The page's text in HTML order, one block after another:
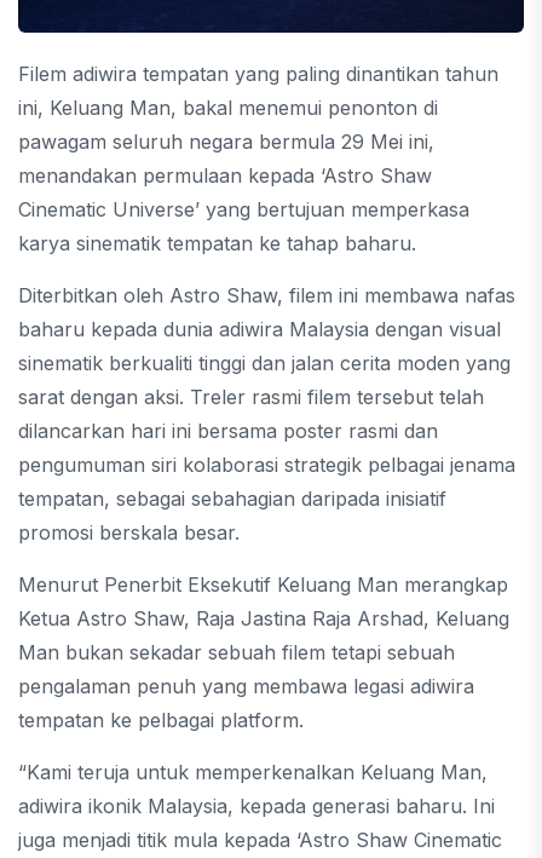
Filem adiwira tempatan yang paling dinantikan tahun
ini, Keluang Man, bakal menemui penonton di
pawagam seluruh negara bermula 29 Mei ini,
menandakan permulaan kepada ‘Astro Shaw
Cinematic Universe’ yang bertujuan memperkasa
karya sinematik tempatan ke tahap baharu.
Diterbitkan oleh Astro Shaw, filem ini membawa nafas
baharu kepada dunia adiwira Malaysia dengan visual
sinematik berkualiti tinggi dan jalan cerita moden yang
sarat dengan aksi. Treler rasmi filem tersebut telah
dilancarkan hari ini bersama poster rasmi dan
pengumuman siri kolaborasi strategik pelbagai jenama
tempatan, sebagai sebahagian daripada inisiatif
promosi berskala besar.
Menurut Penerbit Eksekutif Keluang Man merangkap
Ketua Astro Shaw, Raja Jastina Raja Arshad, Keluang
Man bukan sekadar sebuah filem tetapi sebuah
pengalaman penuh yang membawa legasi adiwira
tempatan ke pelbagai platform.
“Kami teruja untuk memperkenalkan Keluang Man,
adiwira ikonik Malaysia, kepada generasi baharu. Ini
juga menjadi titik mula kepada ‘Astro Shaw Cinematic